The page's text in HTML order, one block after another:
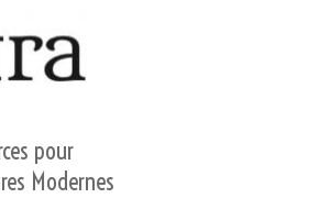
pour
Modernes